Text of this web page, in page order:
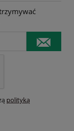
polityką